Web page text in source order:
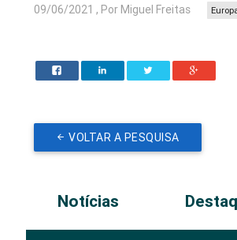
09/06/2021 , Por Miguel Freitas
VOLTAR A PESQUISA
Notícias